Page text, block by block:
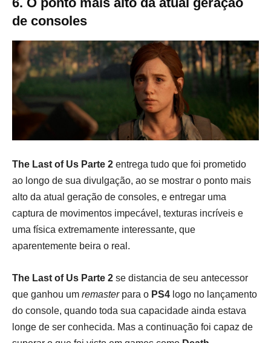
de consoles
The Last of Us Parte 2 entrega tudo que foi prometido
ao longo de sua divulgação, ao se mostrar o ponto mais
alto da atual geração de consoles, e entregar uma
captura de movimentos impecável, texturas incríveis e
uma física extremamente interessante, que
aparentemente beira o real.
The Last of Us Parte 2 se distancia de seu antecessor
que ganhou um remasterpara o PS4 logo no lançamento
do console, quando toda sua capacidade ainda estava
longe de ser conhecida. Mas a continuação foi capaz de